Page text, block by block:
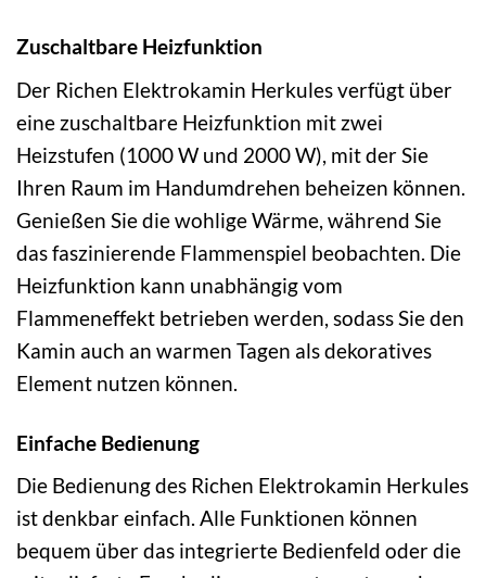
Zuschaltbare Heizfunktion
Der Richen Elektrokamin Herkules verfügt über
eine zuschaltbare Heizfunktion mit zwei
Heizstufen (1000 W und 2000 W), mit der Sie
Ihren Raum im Handumdrehen beheizen können.
Genießen Sie die wohlige Wärme, während Sie
das faszinierende Flammenspiel beobachten. Die
Heizfunktion kann unabhängig vom
Flammeneffekt betrieben werden, sodass Sie den
Kamin auch an warmen Tagen als dekoratives
Element nutzen können.
Einfache Bedienung
Die Bedienung des Richen Elektrokamin Herkules
ist denkbar einfach. Alle Funktionen können
bequem über das integrierte Bedienfeld oder die